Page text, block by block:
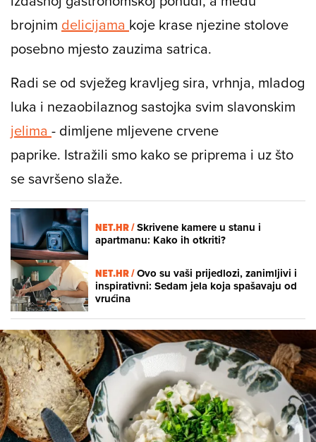
brojnim delicijama koje krase njezine stolove
posebno mjesto zauzima satrica.
Radi se od svježeg kravljeg sira, vrhnja, mladog
luka i nezaobilaznog sastojka svim slavonskim
jelima - dimljene mljevene crvene
paprike. Istražili smo kako se priprema i uz što
se savršeno slaže.
NET.HR /Skrivene kamere u stanu i
apartmanu: Kako ih otkriti?
NET.HR /Ovo su vaši prijedlozi, zanimljivi i
inspirativni: Sedam jela koja spašavaju od
vrućina